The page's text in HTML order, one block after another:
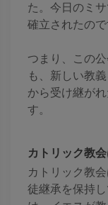
た。今日のミ
確立されたので
つまり、この
も、新しい教
から受け継が
す。
カトリック教
カトリック教
徒継承を保持